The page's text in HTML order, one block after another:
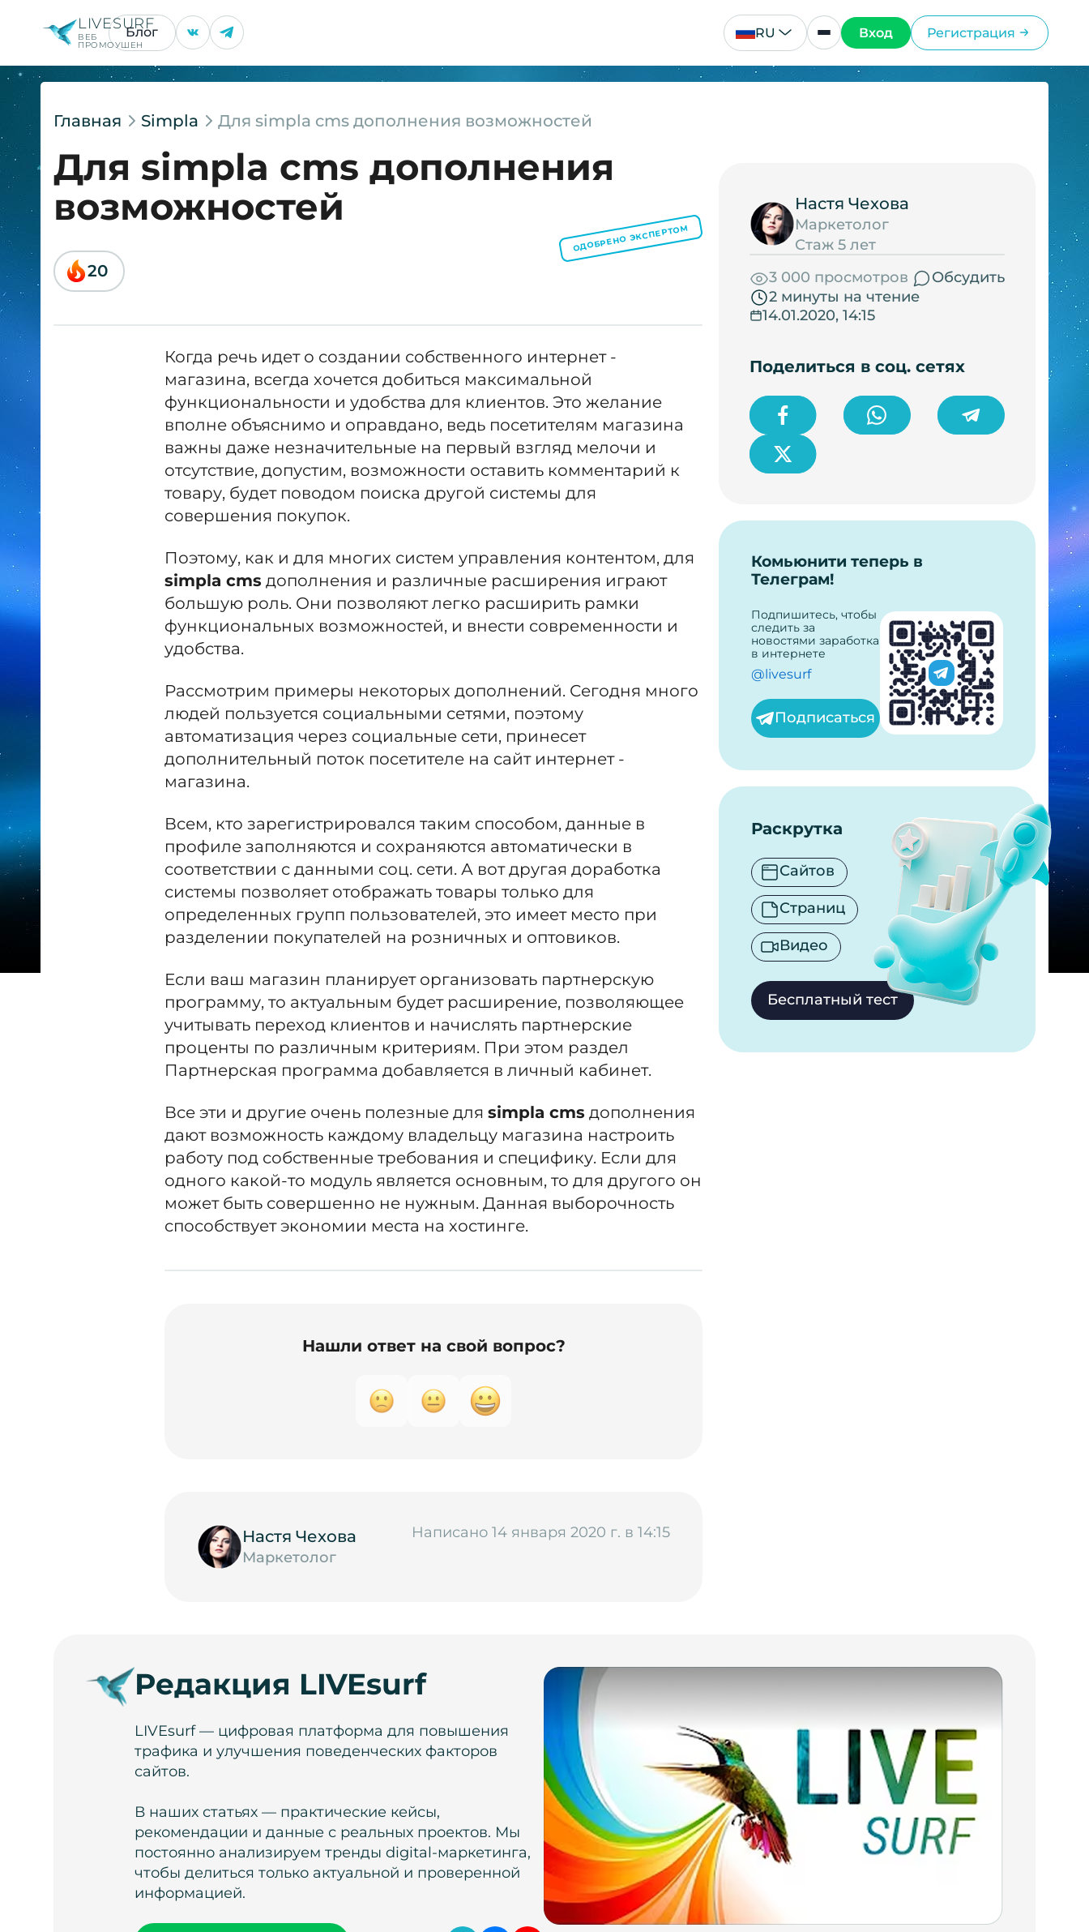
LIVESURF
ВЕБ
ПРОМОУШЕН
Блог RU Вход Регистрация
Главная Simpla Для simpla cms дополнения возможностей
Для simpla cms дополнения
возможностей
ОДОБРЕНО ЭКСПЕРТОМ
20
Когда речь идет о создании собственного интернет -
магазина, всегда хочется добиться максимальной
функциональности и удобства для клиентов. Это желание
вполне объяснимо и оправдано, ведь посетителям магазина
важны даже незначительные на первый взгляд мелочи и
отсутствие, допустим, возможности оставить комментарий к
товару, будет поводом поиска другой системы для
совершения покупок.
Поэтому, как и для многих систем управления контентом, для
simpla cms дополнения и различные расширения играют
большую роль. Они позволяют легко расширить рамки
функциональных возможностей, и внести современности и
удобства.
Рассмотрим примеры некоторых дополнений. Сегодня много
людей пользуется социальными сетями, поэтому
автоматизация через социальные сети, принесет
дополнительный поток посетителе на сайт интернет -
магазина.
Всем, кто зарегистрировался таким способом, данные в
профиле заполняются и сохраняются автоматически в
соответствии с данными соц. сети. А вот другая доработка
системы позволяет отображать товары только для
определенных групп пользователей, это имеет место при
разделении покупателей на розничных и оптовиков.
Если ваш магазин планирует организовать партнерскую
программу, то актуальным будет расширение, позволяющее
учитывать переход клиентов и начислять партнерские
проценты по различным критериям. При этом раздел
Партнерская программа добавляется в личный кабинет.
Все эти и другие очень полезные дляsimpla cms дополнения
дают возможность каждому владельцу магазина настроить
работу под собственные требования и специфику. Если для
одного какой-то модуль является основным, то для другого он
может быть совершенно не нужным. Данная выборочность
способствует экономии места на хостинге.
Нашли ответ на свой вопрос?
Настя Чехова
Маркетолог
Написано 14 января 2020 г. в 14:15
Настя Чехова
Маркетолог
Стаж 5 лет
3 000 просмотров
Обсудить
2 минуты на чтение
14.01.2020, 14:15
Поделиться в соц. сетях
Комьюнити теперь в
Телеграм!
Подпишитесь, чтобы
следить за
новостями заработка
в интернете
@livesurf
Подписаться
Раскрутка
Сайтов
Страниц
Видео
Бесплатный тест
Редакция LIVEsurf
LIVEsurf — цифровая платформа для повышения
трафика и улучшения поведенческих факторов
сайтов.
В наших статьях — практические кейсы,
рекомендации и данные с реальных проектов. Мы
постоянно анализируем тренды digital-маркетинга,
чтобы делиться только актуальной и проверенной
информацией.